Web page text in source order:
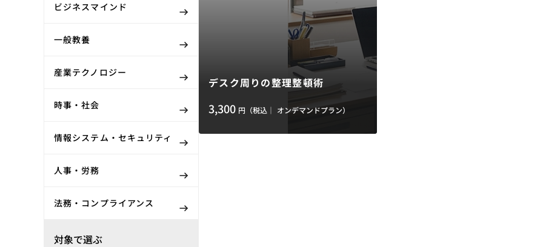
ビジネスマインド
一般教養
産業テクノロジー
時事・社会
情報システム・セキュリティ
人事・労務
法務・コンプライアンス
対象で選ぶ
デスク周りの整理整頓術
3,300 円（税込｜ オンデマンドプラン）